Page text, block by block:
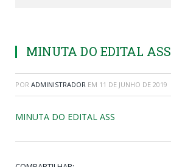
MINUTA DO EDITAL ASS
POR ADMINISTRADOR EM 11 DE JUNHO DE 2019
MINUTA DO EDITAL ASS